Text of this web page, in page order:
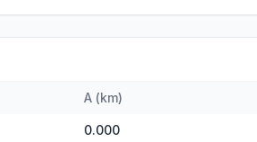
A (km)
0.000